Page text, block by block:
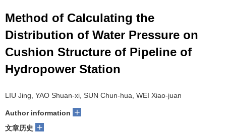
Method of Calculating the
Distribution of Water Pressure on
Cushion Structure of Pipeline of
Hydropower Station
LIU Jing, YAO Shuan-xi, SUN Chun-hua, WEI Xiao-juan
Author information +
文章历史 +